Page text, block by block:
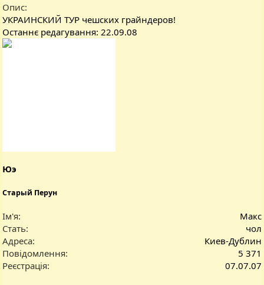
Опис
УКРАИНСКИЙ ТУР чешских грайндеров!
Останнє редагування: 22.09.08
Юэ
Старый Перун
Ім'я
Макс
Стать
чол
Адреса
Киев-Дублин
Повідомлення
5 371
Реєстрація
07.07.07